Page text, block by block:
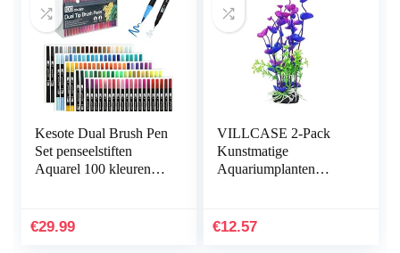
Kesote Dual Brush Pen
Set penseelstiften
Aquarel 100 kleuren
handbelettering…
€29.99
VILLCASE 2-Pack
Kunstmatige
Aquariumplanten
Inrichting Plastic
€12.57